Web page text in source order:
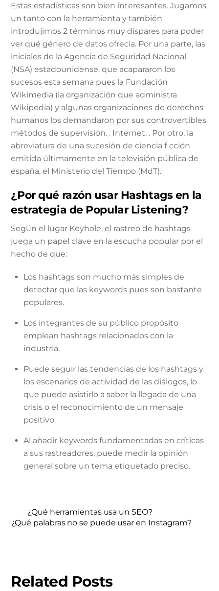
Estas estadísticas son bien interesantes. Jugamos
un tanto con la herramienta y también
introdujimos 2 términos muy dispares para poder
ver qué género de datos ofrecía. Por una parte, las
iniciales de la Agencia de Seguridad Nacional
(NSA) estadounidense, que acapararon los
sucesos esta semana pues la Fundación
Wikimedia (la organización que administra
Wikipedia) y algunas organizaciones de derechos
humanos los demandaron por sus controvertibles
métodos de supervisión. . Internet. . Por otro, la
abreviatura de una sucesión de ciencia ficción
emitida últimamente en la televisión pública de
españa, el Ministerio del Tiempo (MdT).
¿Por qué razón usar Hashtags en la
estrategia de Popular Listening?
Según el lugar Keyhole, el rastreo de hashtags
juega un papel clave en la escucha popular por el
hecho de que:
Los hashtags son mucho más simples de
detectar que las keywords pues son bastante
populares.
Los integrantes de su público propósito
emplean hashtags relacionados con la
industria.
Puede seguir las tendencias de los hashtags y
los escenarios de actividad de las diálogos, lo
que puede asistirlo a saber la llegada de una
crisis o el reconocimiento de un mensaje
positivo.
Al añadir keywords fundamentadas en críticas
a sus rastreadores, puede medir la opinión
general sobre un tema etiquetado preciso.
¿Qué herramientas usa un SEO?
¿Qué palabras no se puede usar en Instagram?
Related Posts